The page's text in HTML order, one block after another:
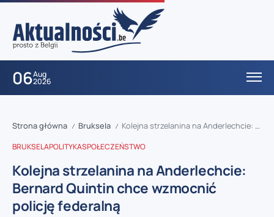
06Aug
2026
Strona główna / Bruksela / Kolejna strzelanina na Anderlechcie: Bernard Quintin chce wzmocnić policję federalną
BRUKSELAPOLITYKASPOŁECZEŃSTWO
Kolejna strzelanina na Anderlechcie:
Bernard Quintin chce wzmocnić
policję federalną